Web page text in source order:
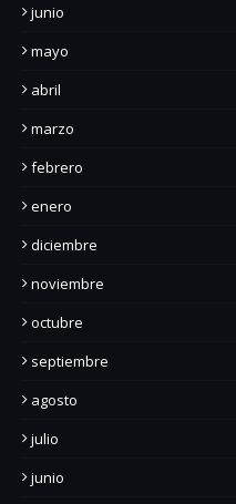
junio
mayo
abril
marzo
febrero
enero
diciembre
noviembre
octubre
septiembre
agosto
julio
junio